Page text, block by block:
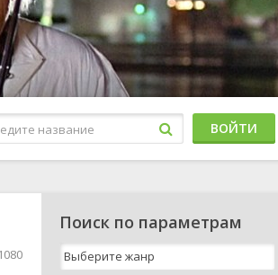
ВОЙТИ
Поиск по параметрам